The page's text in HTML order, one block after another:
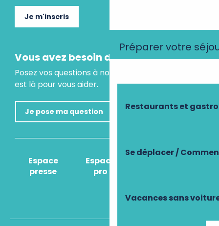
Préparer votre
Restaurants et
Se déplacer /
Vacances sans
Je m'inscris
Vous avez besoin d'un conseil ?
Posez vos questions à notre assistant virtuel, il
est là pour vous aider.
Je pose ma question
Espace
presse
Espace
pro
Comment venir